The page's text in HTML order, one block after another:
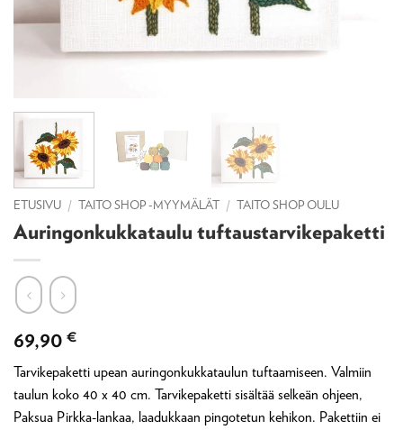
ETUSIVU / TAITO SHOP -MYYMÄLÄT / TAITO SHOP OULU
Auringonkukkataulu tuftaustarvikepaketti
69,90 €
Tarvikepaketti upean auringonkukkataulun tuftaamiseen. Valmiin
taulun koko 40 x 40 cm. Tarvikepaketti sisältää selkeän ohjeen,
Paksua Pirkka-lankaa, laadukkaan pingotetun kehikon. Pakettiin ei